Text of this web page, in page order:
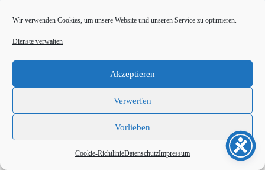
Wir verwenden Cookies, um unsere Website und unseren Service zu optimieren.
Dienste verwalten
Akzeptieren
Verwerfen
Vorlieben
Cookie-RichtlinieDatenschutzImpressum